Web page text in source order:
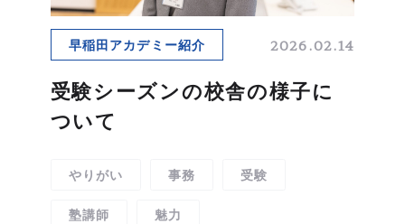
早稲田アカデミー紹介 2026.02.14
受験シーズンの校舎の様子に
ついて
やりがい 事務 受験
塾講師 魅力